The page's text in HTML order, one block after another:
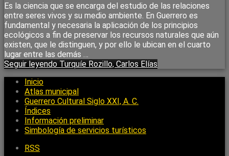
Es la ciencia que se encarga del estudio de las relaciones
entre seres vivos y su medio ambiente. En Guerrero es
fundamental y necesaria la aplicación de los principios
ecológicos a fin de preservar los recursos naturales que aún
existen, que le distinguen, y por ello le ubican en el cuarto
lugar entre las demás …
Seguir leyendo Turquíe Rozillo, Carlos Elías
Inicio
Atlas municipal
Guerrero Cultural Siglo XXI, A. C.
Índices
Información preliminar
Simbología de servicios turísticos
RSS